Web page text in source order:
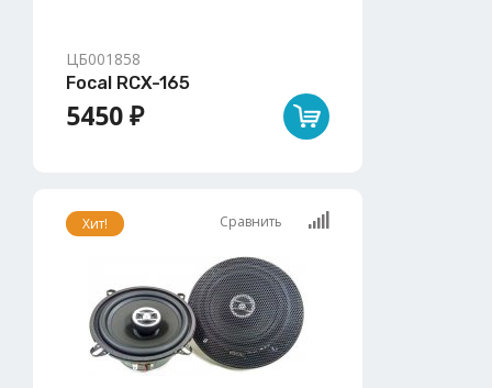
ЦБ001858
Focal RCX-165
5450 ₽
Хит! Сравнить